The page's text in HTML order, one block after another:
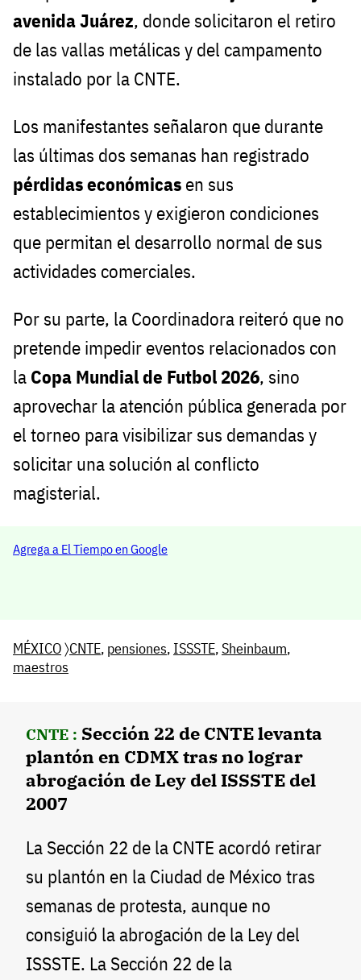
avenida Juárez, donde solicitaron el retiro
de las vallas metálicas y del campamento
instalado por la CNTE.
Los manifestantes señalaron que durante
las últimas dos semanas han registrado
pérdidas económicas en sus
establecimientos y exigieron condiciones
que permitan el desarrollo normal de sus
actividades comerciales.
Por su parte, la Coordinadora reiteró que no
pretende impedir eventos relacionados con
la Copa Mundial de Futbol 2026, sino
aprovechar la atención pública generada por
el torneo para visibilizar sus demandas y
solicitar una solución al conflicto
magisterial.
Agrega a El Tiempo en Google
MÉXICO〉CNTE, pensiones, ISSSTE, Sheinbaum,
maestros
CNTE : Sección 22 de CNTE levanta
plantón en CDMX tras no lograr
abrogación de Ley del ISSSTE del
2007
La Sección 22 de la CNTE acordó retirar
su plantón en la Ciudad de México tras
semanas de protesta, aunque no
consiguió la abrogación de la Ley del
ISSSTE. La Sección 22 de la